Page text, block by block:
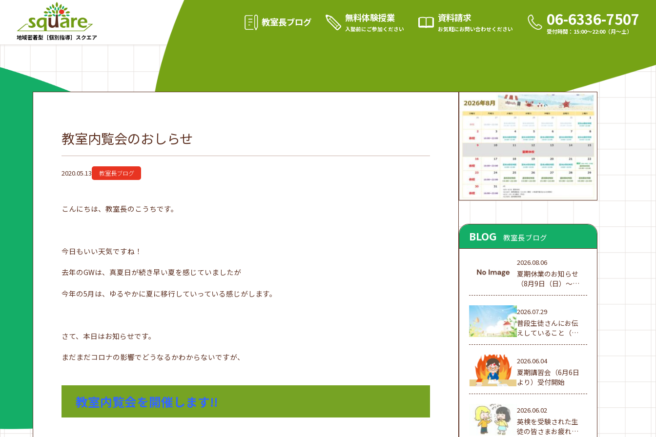
地域密着型［個別指導］スクエア
教室長ブログ 無料体験授業
入塾前にご参加ください
資料請求
お気軽にお問い合わせください 06-6336-7507
受付時間：15:00〜22:00（月〜土）
教室内覧会のおしらせ
2020.05.13 教室長ブログ
こんにちは、教室長のこうちです。
今日もいい天気ですね！
去年のGWは、真夏日が続き早い夏を感じていましたが
今年の5月は、ゆるやかに夏に移行していっている感じがします。
さて、本日はお知らせです。
まだまだコロナの影響でどうなるかわからないですが、
教室内覧会を開催します!!
BLOG 教室長ブログ
2026.08.06
夏期休業のお知らせ
（8月9日（日）～16
日（日））
2026.07.29
普段生徒さんにお伝
えしていること（夏
休み編①）
2026.06.04
夏期講習会（6月6日
より）受付開始
2026.06.02
英検を受験された生
徒の皆さまお疲れ様